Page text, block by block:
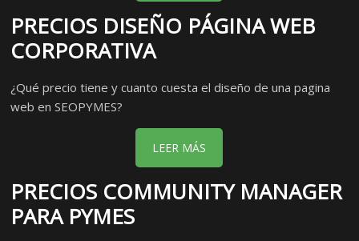
PRECIOS DISEÑO PÁGINA WEB
CORPORATIVA
¿Qué precio tiene y cuanto cuesta el diseño de una pagina
web en SEOPYMES?
LEER MÁS
PRECIOS COMMUNITY MANAGER
PARA PYMES